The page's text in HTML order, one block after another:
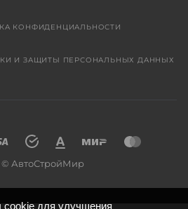
КОНФИДЕНЦИАЛЬНОСТИ
И ЗАЩИТЫ ПЕРСОНАЛЬНЫХ ДАННЫХ
© АвтоСтройМир
для улучшения